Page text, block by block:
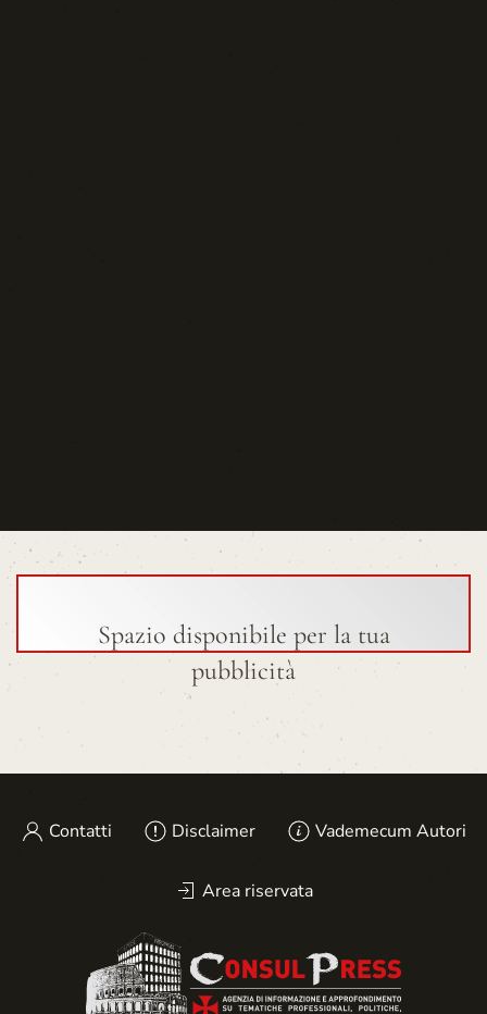
Spazio disponibile per la tua
pubblicità
Contatti Disclaimer Vademecum Autori
Area riservata